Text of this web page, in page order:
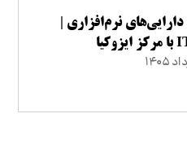
دارایی‌های نرم‌افزاری |